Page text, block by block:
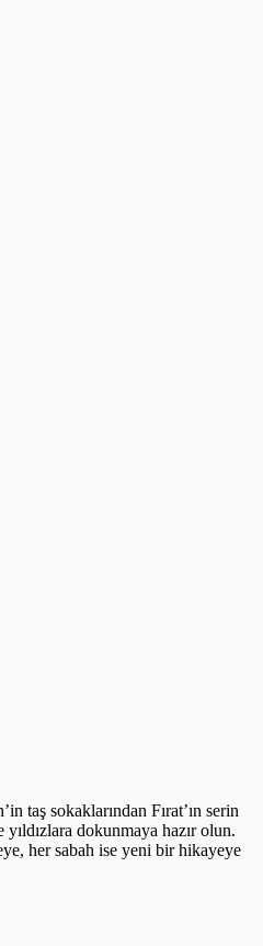
taş sokaklarından Fırat’ın serin
dokunmaya hazır olun.
her sabah ise yeni bir hikayeye